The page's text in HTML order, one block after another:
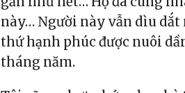
này… Người này vẫn dìu
thứ hạnh phúc được nuôi
tháng năm.